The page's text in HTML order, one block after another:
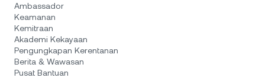
Ambassador
Keamanan
Kemitraan
Akademi Kekayaan
Pengungkapan Kerentanan
Berita & Wawasan
Pusat Bantuan